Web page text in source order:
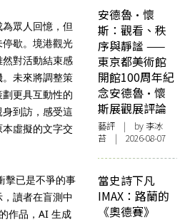
眾人回憶，但
歇。境港觀光
對活動結束感
未來將調整策
更具互動性的
身到訪，感受這
虛擬的文字交
擊已是不爭的事
讀者在盲測中
作品，AI 生成
安德魯·懷
斯：觀看、秩
序與靜謐 ——
東京都美術館
開館100周年紀
念安德魯·懷
斯展觀展評論
藝評 | by 李冰
苔 | 2026-08-07
當史詩下凡
IMAX：路蘭的
《奧德賽》